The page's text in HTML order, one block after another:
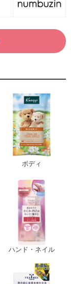
ボディ
ハンド・ネイル